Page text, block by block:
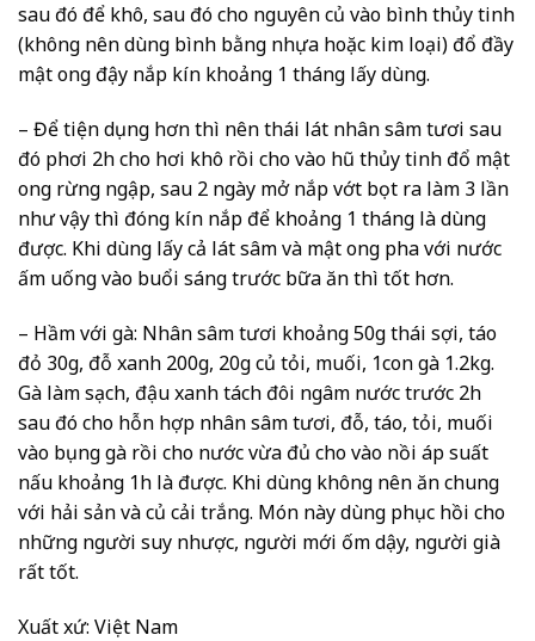
sau đó để khô, sau đó cho nguyên củ vào bình thủy tinh
(không nên dùng bình bằng nhựa hoặc kim loại) đổ đầy
mật ong đậy nắp kín khoảng 1 tháng lấy dùng.
– Để tiện dụng hơn thì nên thái lát nhân sâm tươi sau
đó phơi 2h cho hơi khô rồi cho vào hũ thủy tinh đổ mật
ong rừng ngập, sau 2 ngày mở nắp vớt bọt ra làm 3 lần
như vậy thì đóng kín nắp để khoảng 1 tháng là dùng
được. Khi dùng lấy cả lát sâm và mật ong pha với nước
ấm uống vào buổi sáng trước bữa ăn thì tốt hơn.
– Hầm với gà: Nhân sâm tươi khoảng 50g thái sợi, táo
đỏ 30g, đỗ xanh 200g, 20g củ tỏi, muối, 1con gà 1.2kg.
Gà làm sạch, đậu xanh tách đôi ngâm nước trước 2h
sau đó cho hỗn hợp nhân sâm tươi, đỗ, táo, tỏi, muối
vào bụng gà rồi cho nước vừa đủ cho vào nồi áp suất
nấu khoảng 1h là được. Khi dùng không nên ăn chung
với hải sản và củ cải trắng. Món này dùng phục hồi cho
những người suy nhược, người mới ốm dậy, người già
rất tốt.
Xuất xứ: Việt Nam